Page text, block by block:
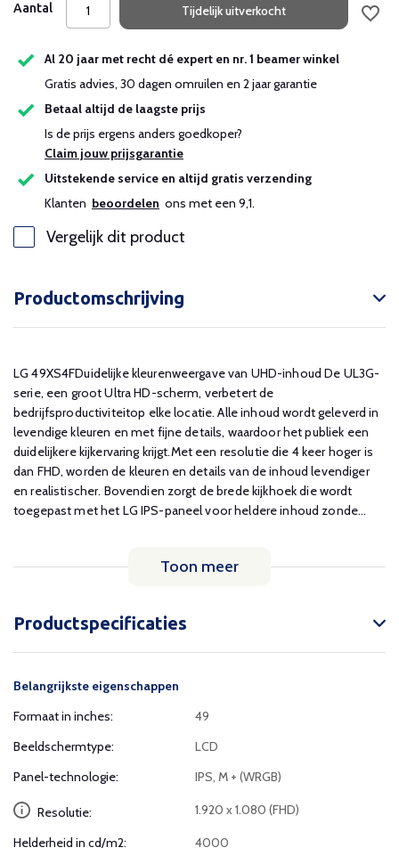
Aantal Tijdelijk uitverkocht
Al 20 jaar met recht dé expert en nr. 1 beamer winkel
Gratis advies, 30 dagen omruilen en 2 jaar garantie
Betaal altijd de laagste prijs
Is de prijs ergens anders goedkoper?
Claim jouw prijsgarantie
Uitstekende service en altijd gratis verzending
Klanten beoordelen ons met een 9,1.
Vergelijk dit product
Productomschrijving
LG 49XS4FDuidelijke kleurenweergave van UHD-inhoud De UL3G-
serie, een groot Ultra HD-scherm, verbetert de
bedrijfsproductiviteitop elke locatie. Alle inhoud wordt geleverd in
levendige kleuren en met fijne details, waardoor het publiek een
duidelijkere kijkervaring krijgt.Met een resolutie die 4 keer hoger is
dan FHD, worden de kleuren en details van de inhoud levendiger
en realistischer. Bovendien zorgt de brede kijkhoek die wordt
toegepast met het LG IPS-paneel voor heldere inhoud zonde...
Toon meer
Productspecificaties
Belangrijkste eigenschappen
Formaat in inches:
49
Beeldschermtype:
LCD
Panel-technologie:
IPS, M + (WRGB)
Resolutie: 1.920 x 1.080 (FHD)
Helderheid in cd/m2:
4000